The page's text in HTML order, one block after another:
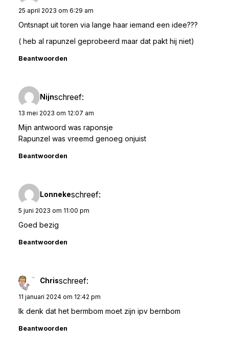
25 april 2023 om 6:29 am
Ontsnapt uit toren via lange haar iemand een idee???
( heb al rapunzel geprobeerd maar dat pakt hij niet)
Beantwoorden
Nijnschreef:
13 mei 2023 om 12:07 am
Mijn antwoord was raponsje
Rapunzel was vreemd genoeg onjuist
Beantwoorden
Lonnekeschreef:
5 juni 2023 om 11:00 pm
Goed bezig
Beantwoorden
Chrisschreef:
11 januari 2024 om 12:42 pm
Ik denk dat het bermbom moet zijn ipv bernbom
Beantwoorden